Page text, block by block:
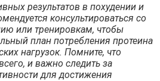
результатов в похудении и
консультироваться со
или тренировкам, чтобы
план потребления протеина
нагрузок. Помните, что
и важно следить за
для достижения